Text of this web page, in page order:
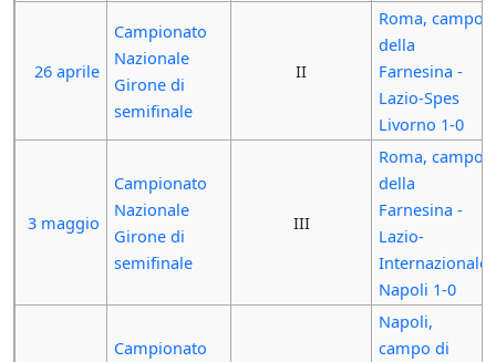
26 aprile
Campionato
Nazionale
Girone di
semifinale
II
Roma, campo
della
Farnesina -
Lazio-Spes
Livorno 1-0
3 maggio
Campionato
Nazionale
Girone di
semifinale
III
Roma, campo
della
Farnesina -
Lazio-
Internazionale
Napoli 1-0
Campionato
Napoli,
campo di